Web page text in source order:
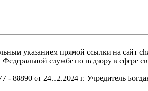
указанием прямой ссылки на сайт
службе по надзору в
88890 от 24.12.2024 г. Учредитель